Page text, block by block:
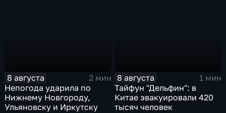
8 августа
2 мин
Непогода ударила по
Нижнему Новгороду,
Ульяновску и Иркутску
8 августа
1 мин
Тайфун "Дельфин": в
Китае эвакуировали 420
тысяч человек